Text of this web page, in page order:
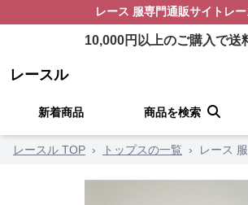
レース 服専門通販サイト レ
10,000円以上のご購入で送
レースル
新着商品 商品を検索
レースル TOP › トップスの一覧 › レース